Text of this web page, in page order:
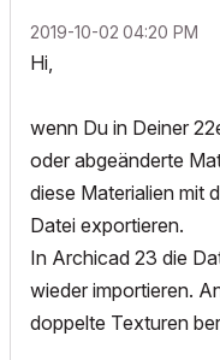
‎2019-10-02 04:20 PM
Hi,
wenn Du in Deiner
oder abgeänderte
diese Materialien mit
Datei exportieren.
In Archicad 23 die
wieder importieren.
doppelte Texturen